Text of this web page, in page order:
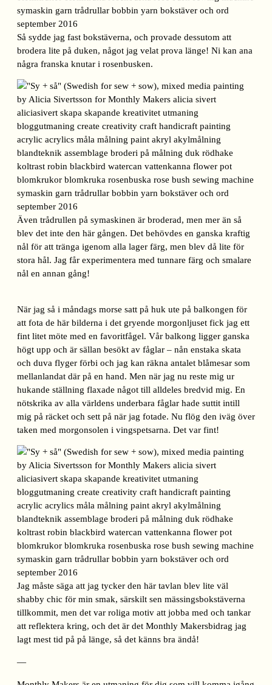
Så sydde jag fast bokstäverna, och provade dessutom att
brodera lite på duken, något jag velat prova länge! Ni kan ana
några franska knutar i rosenbusken.
Även trådrullen på symaskinen är broderad, men mer än så
blev det inte den här gången. Det behövdes en ganska kraftig
nål för att tränga igenom alla lager färg, men blev då lite för
stora hål. Jag får experimentera med tunnare färg och smalare
nål en annan gång!
När jag så i måndags morse satt på huk ute på balkongen för
att fota de här bilderna i det gryende morgonljuset fick jag ett
fint litet möte med en favoritfågel. Vår balkong ligger ganska
högt upp och är sällan besökt av fåglar – nån enstaka skata
och duva flyger förbi och jag kan räkna antalet blåmesar som
mellanlandat där på en hand. Men när jag nu reste mig ur
hukande ställning flaxade något till alldeles bredvid mig. En
nötskrika av alla världens underbara fåglar hade suttit intill
mig på räcket och sett på när jag fotade. Nu flög den iväg över
taken med morgonsolen i vingspetsarna. Det var fint!
Jag måste säga att jag tycker den här tavlan blev lite väl
shabby chic för min smak, särskilt sen mässingsbokstäverna
tillkommit, men det var roliga motiv att jobba med och tankar
att reflektera kring, och det är det Monthly Makersbidrag jag
lagt mest tid på på länge, så det känns bra ändå!
—